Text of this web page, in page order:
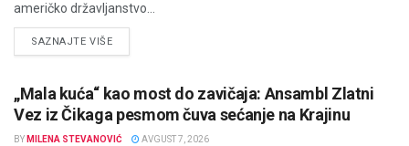
američko državljanstvo...
SAZNAJTE VIŠEDETAILS
„Mala kuća“ kao most do zavičaja: Ansambl Zlatni
Vez iz Čikaga pesmom čuva sećanje na Krajinu
BY MILENA STEVANOVIĆ AVGUST 7, 2026